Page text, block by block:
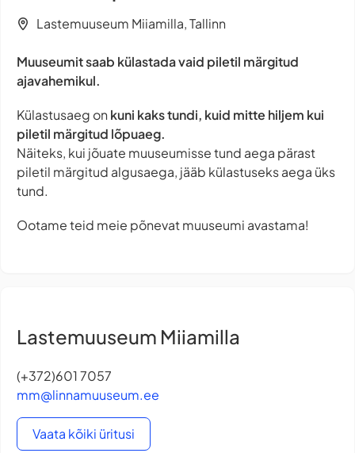
Lastemuuseum Miiamilla, Tallinn
Muuseumit saab külastada vaid piletil märgitud
ajavahemikul.
Külastusaeg on kuni kaks tundi, kuid mitte hiljem kui
piletil märgitud lõpuaeg.
Näiteks, kui jõuate muuseumisse tund aega pärast
piletil märgitud algusaega, jääb külastuseks aega üks
tund.
Ootame teid meie põnevat muuseumi avastama!
Lastemuuseum Miiamilla
(+372)601 7057
mm@linnamuuseum.ee
Vaata kõiki üritusi